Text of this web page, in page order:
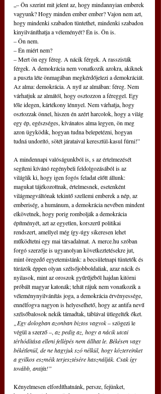
„– Ön szerint mit jelent az, hogy mindannyian emberek
vagyunk? Hogy minden ember ember? Vajon nem azt,
hogy mindenki szabadon tüntethet, mindenki szabadon
kinyilváníthatja a véleményét? Én is. Ön is.
– Ön nem.
– Én miért nem?
– Mert ön egy féreg. A nácik férgek. A rasszisták
férgek. A demokrácia nem vonatkozik azokra, akiknek
a puszta léte önmagában megkérdőjelezi a demokráciát.
Az alma: demokrácia. A nyű az almában: féreg. Nem
várhatjuk az almától, hogy osztozzon a féreggel. Egy
tőle idegen, kártékony lénnyel. Nem várhatja, hogy
osztozzak önnel, hiszen én azért harcolok, hogy a világ
egy ép, egészséges, kívánatos alma legyen, ön meg
azon ügyködik, hogyan tudna belepetézni, hogyan
tudná undorító, sötét járataival keresztül-kasul fúrni!”
A mindennapi valóságunkból is, s az értelmezését
segíteni kívánó regénybeli feldolgozásából is az
világlik ki, hogy igen fogós feladat előtt állunk:
magukat tájékozottnak, értelmesnek, esetenként
világmegváltónak tekintő szellemi emberek a nép, az
emberiség, a humánum, a demokrácia nevében mindent
elkövetnek, hogy porig rombolják a demokrácia
építményét, azt az egyetlen, korszerű politikai
rendszert, amellyel még így-úgy sikeresen lehet
működtetni egy mai társadalmat. A merce.hu szóban
forgó szerzője is ugyanolyan következtetésekre jut,
mint öregedő egyetemistánk: a becsületnapi tüntetők és
túrázók éppen olyan szélsőjobboldaliak, azaz nácik és
nyilasok, mint az oroszok gyűrűjéből hajdan kitörni
próbált magyar katonák; tehát rájuk nem vonatkozik a
véleménynyilvánítás joga, a demokrácia érvényessége,
ennélfogva nagyon is helyeselhető, hogy az antifa nevű
szélsőbalosok nekik támadtak, táblával ütlegelték őket.
„Egy dologban azonban biztos vagyok – szögezi le
végül a szerző –, az pedig az, hogy a nácik utcai
térhódítása elleni fellépés nem állhat le. Békésen vagy
békétlenül, de ne hagyjuk szó nélkül, hogy köztereinket
a gyilkos eszméik terjesztésére használják. Csak így
tovább, antifa!”
Kényelmesen elfordíthatnánk, persze, fejünket,